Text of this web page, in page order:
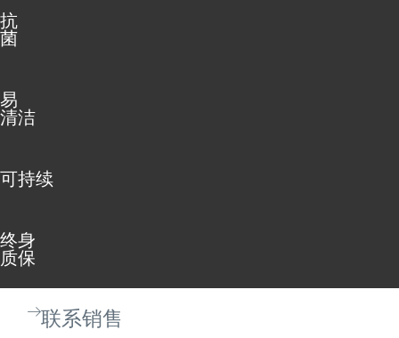
抗
菌
易
清洁
可持续
终身
质保
联系销售